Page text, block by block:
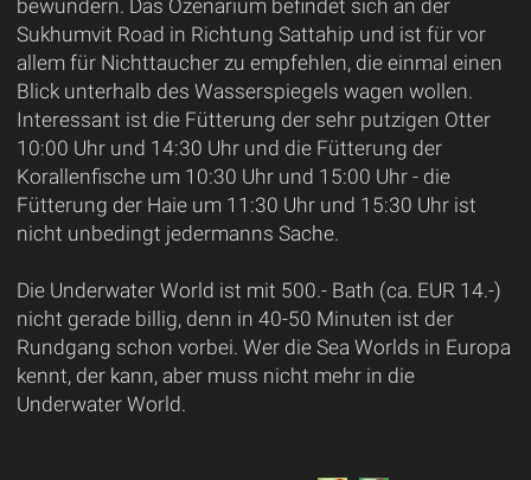
bewundern. Das Ozenarium befindet sich an der
Sukhumvit Road in Richtung Sattahip und ist für vor
allem für Nichttaucher zu empfehlen, die einmal einen
Blick unterhalb des Wasserspiegels wagen wollen.
Interessant ist die Fütterung der sehr putzigen Otter
10:00 Uhr und 14:30 Uhr und die Fütterung der
Korallenfische um 10:30 Uhr und 15:00 Uhr - die
Fütterung der Haie um 11:30 Uhr und 15:30 Uhr ist
nicht unbedingt jedermanns Sache.
Die Underwater World ist mit 500.- Bath (ca. EUR 14.-)
nicht gerade billig, denn in 40-50 Minuten ist der
Rundgang schon vorbei. Wer die Sea Worlds in Europa
kennt, der kann, aber muss nicht mehr in die
Underwater World.